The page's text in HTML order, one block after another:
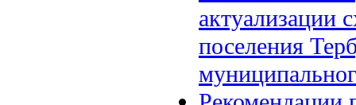
актуализации
поселения